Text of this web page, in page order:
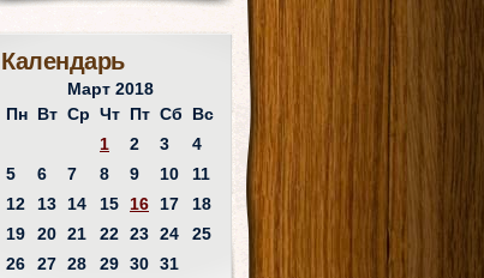
Календарь
Март 2018
Пн Вт Ср Чт Пт Сб
Вс
1
2 3
4
5
6 7 8 9 10
11
12
13 14 15 16 17
18
19
20 21 22 23 24
25
26
27 28 29 30 31